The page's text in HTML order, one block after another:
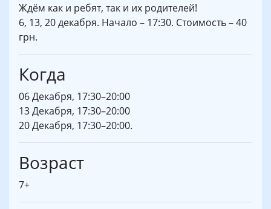
Ждём как и ребят, так и их родителей!
6, 13, 20 декабря. Начало – 17:30. Стоимость – 40
грн.
Когда
06 Декабря, 17:30–20:00
13 Декабря, 17:30–20:00
20 Декабря, 17:30–20:00.
Возраст
7+